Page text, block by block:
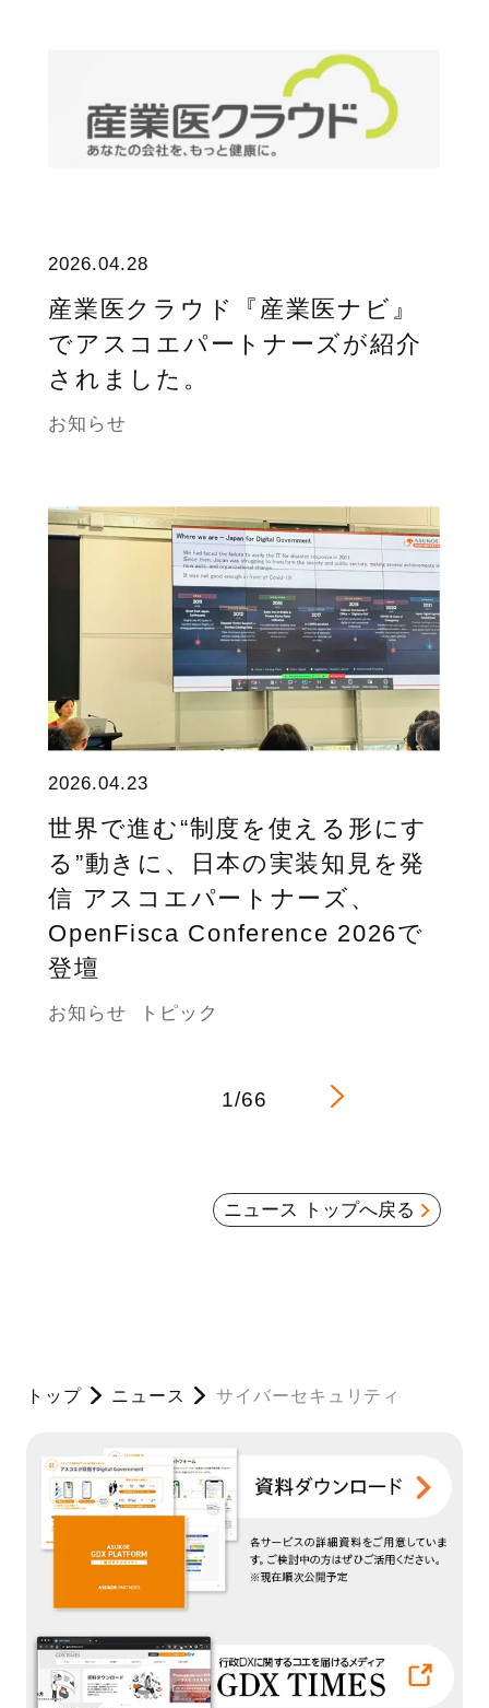
2026.04.28
産業医クラウド『産業医ナビ』
でアスコエパートナーズが紹介
されました。
お知らせ
2026.04.23
世界で進む“制度を使える形にす
る”動きに、日本の実装知見を発
信 アスコエパートナーズ、
OpenFisca Conference 2026で
登壇
お知らせ トピック
1/66
ニュース トップへ戻る
トップ ニュース サイバーセキュリティ